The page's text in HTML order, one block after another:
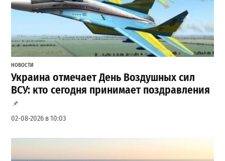
НОВОСТИ
Украина отмечает День Воздушных сил
ВСУ: кто сегодня принимает поздравления
02-08-2026 в 10:03